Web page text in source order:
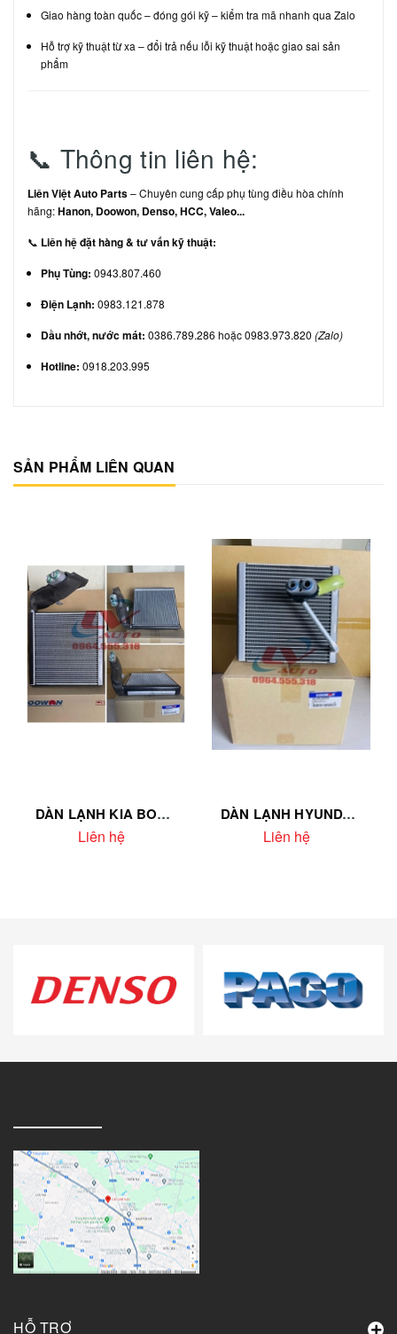
Giao hàng toàn quốc – đóng gói kỹ – kiểm tra mã nhanh qua Zalo
Hỗ trợ kỹ thuật từ xa – đổi trả nếu lỗi kỹ thuật hoặc giao sai sản
phẩm
📞 Thông tin liên hệ:
Liên Việt Auto Parts– Chuyên cung cấp phụ tùng điều hòa chính
hãng:Hanon, Doowon, Denso, HCC, Valeo...
📞 Liên hệ đặt hàng & tư vấn kỹ thuật:
Phụ Tùng: 0943.807.460
Điện Lạnh: 0983.121.878
Dầu nhớt, nước mát: 0386.789.286 hoặc 0983.973.820 (Zalo)
Hotline: 0918.203.995
SẢN PHẨM LIÊN QUAN
DÀN LẠNH KIA BONGO / K200 / K250 | DOOWON HÀN QUỐC – MÃ 97159-H4100 – LÀM LẠNH NHANH – CHÍNH HÃNG – LẮP CHUẨN
Liên hệ
DÀN LẠNH HYUNDAI ACCENT 2018 | DOOWON – MÃ 97139-H8000 – LÀM LẠNH NHANH – LẮP CHUẨN – CHÍNH HÃNG
Liên hệ
HỖ TRỢ